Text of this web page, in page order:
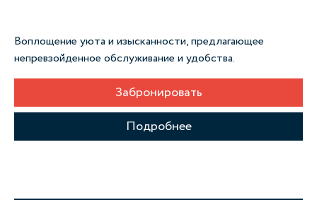
Воплощение уюта и изысканности, предлагающее
непревзойденное обслуживание и удобства.
Забронировать
Подробнее